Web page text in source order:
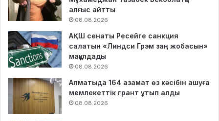
алғыс айтты
08.08.2026
АҚШ сенаты Ресейге санкция
салатын «Линдси Грэм заң жобасын»
мақұлдады
08.08.2026
Алматыда 164 азамат өз кәсібін ашуға
мемлекеттік грант ұтып алды
08.08.2026